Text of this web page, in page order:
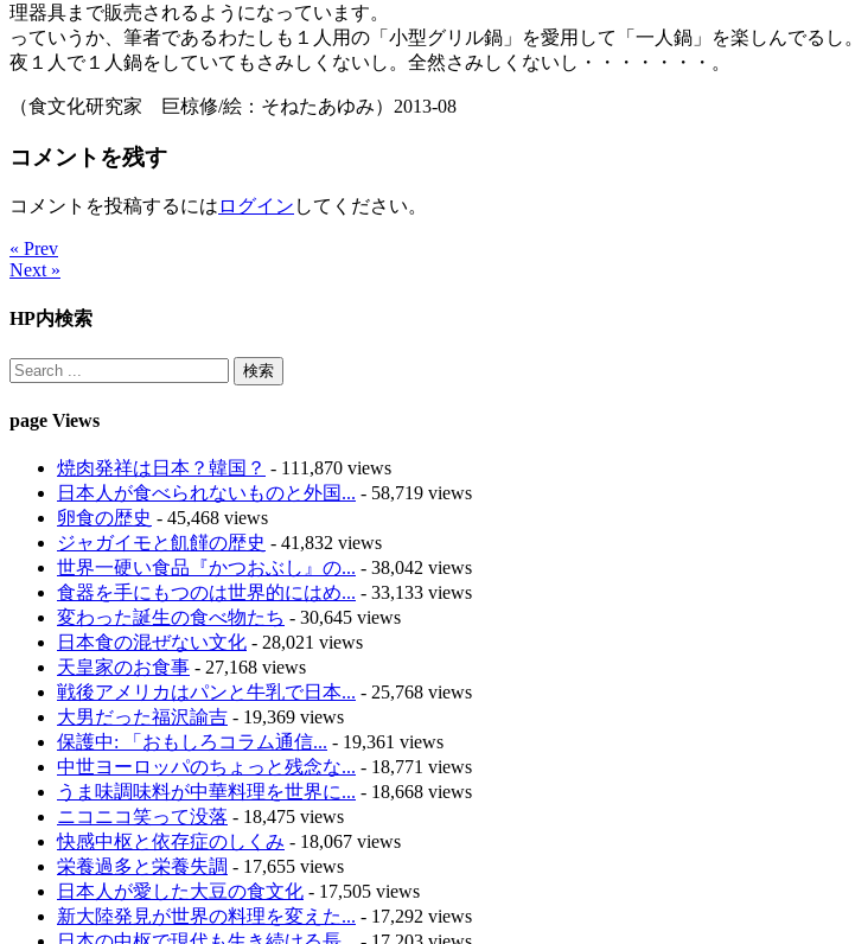
理器具まで販売されるようになっています。
っていうか、筆者であるわたしも１人用の「小型グリル鍋」を愛用して「一人鍋」を楽しんでるし。
夜１人で１人鍋をしていてもさみしくないし。全然さみしくないし・・・・・・・。
（食文化研究家 巨椋修/絵：そねたあゆみ）2013-08
コメントを残す
コメントを投稿するには ログイン してください。
« Prev
Next »
HP内検索
page Views
焼肉発祥は日本？韓国？ - 111,870 views
日本人が食べられないものと外国... - 58,719 views
卵食の歴史 - 45,468 views
ジャガイモと飢饉の歴史 - 41,832 views
世界一硬い食品『かつおぶし』の... - 38,042 views
食器を手にもつのは世界的にはめ... - 33,133 views
変わった誕生の食べ物たち - 30,645 views
日本食の混ぜない文化 - 28,021 views
天皇家のお食事 - 27,168 views
戦後アメリカはパンと牛乳で日本... - 25,768 views
大男だった福沢諭吉 - 19,369 views
保護中: 「おもしろコラム通信... - 19,361 views
中世ヨーロッパのちょっと残念な... - 18,771 views
うま味調味料が中華料理を世界に... - 18,668 views
ニコニコ笑って没落 - 18,475 views
快感中枢と依存症のしくみ - 18,067 views
栄養過多と栄養失調 - 17,655 views
日本人が愛した大豆の食文化 - 17,505 views
新大陸発見が世界の料理を変えた... - 17,292 views